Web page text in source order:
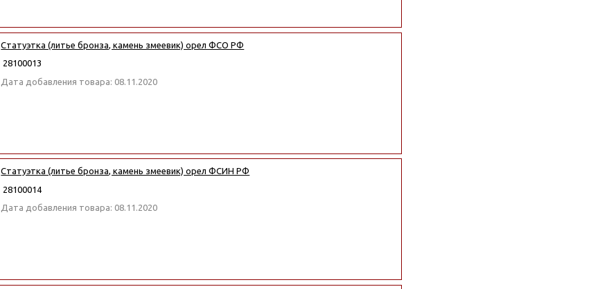
Статуэтка (литье бронза, камень змеевик) орел ФСО РФ
28100013
Дата добавления товара: 08.11.2020
Статуэтка (литье бронза, камень змеевик) орел ФСИН РФ
28100014
Дата добавления товара: 08.11.2020